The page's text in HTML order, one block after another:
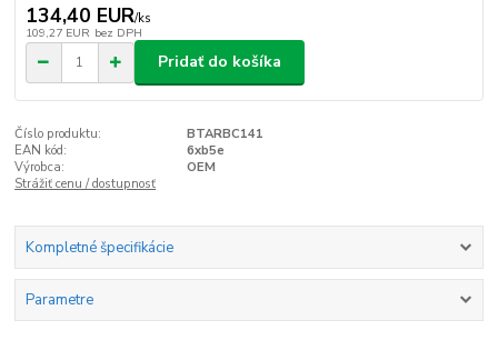
134,40 EUR/ks
109,27 EUR bez DPH
Pridať do košíka
Číslo produktu:
BTARBC141
EAN kód:
6xb5e
Výrobca:
OEM
Strážiť cenu / dostupnosť
Kompletné špecifikácie
Parametre